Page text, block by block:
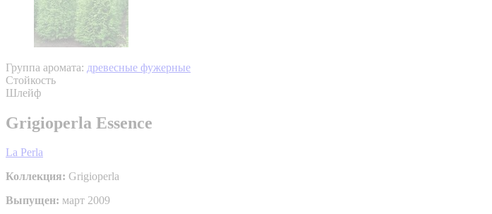
Группа аромата: древесные фужерные
Стойкость
Шлейф
Grigioperla Essence
La Perla
Коллекция: Grigioperla
Выпущен: март 2009